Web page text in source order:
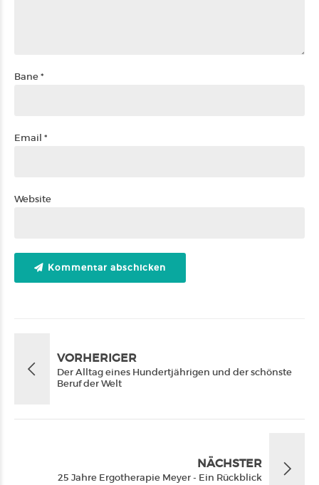
Bane *
Email *
Website
Kommentar abschicken
VORHERIGER
Der Alltag eines Hundertjährigen und der schönste
Beruf der Welt
NÄCHSTER
25 Jahre Ergotherapie Meyer - Ein Rückblick